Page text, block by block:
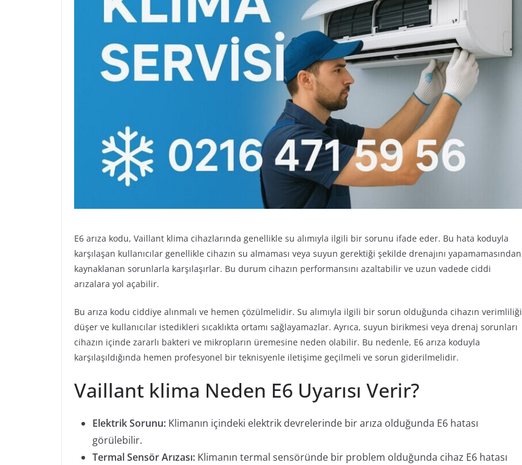
E6 arıza kodu, Vaillant klima cihazlarında genellikle su alımıyla ilgili bir sorunu ifade eder. Bu hata koduyla
karşılaşan kullanıcılar genellikle cihazın su almaması veya suyun gerektiği şekilde drenajını yapamamasından
kaynaklanan sorunlarla karşılaşırlar. Bu durum cihazın performansını azaltabilir ve uzun vadede ciddi
arızalara yol açabilir.
Bu arıza kodu ciddiye alınmalı ve hemen çözülmelidir. Su alımıyla ilgili bir sorun olduğunda cihazın verimliliği
düşer ve kullanıcılar istedikleri sıcaklıkta ortamı sağlayamazlar. Ayrıca, suyun birikmesi veya drenaj sorunları
cihazın içinde zararlı bakteri ve mikropların üremesine neden olabilir. Bu nedenle, E6 arıza koduyla
karşılaşıldığında hemen profesyonel bir teknisyenle iletişime geçilmeli ve sorun giderilmelidir.
Vaillant klima Neden E6 Uyarısı Verir?
Elektrik Sorunu: Klimanın içindeki elektrik devrelerinde bir arıza olduğunda E6 hatası
görülebilir.
Termal Sensör Arızası: Klimanın termal sensöründe bir problem olduğunda cihaz E6 hatası